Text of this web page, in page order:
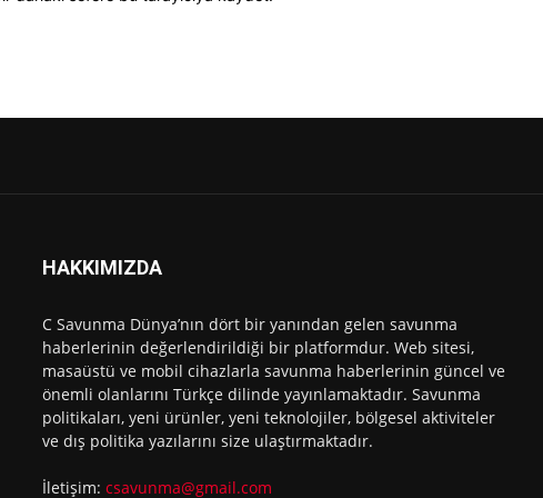
HAKKIMIZDA
C Savunma Dünya’nın dört bir yanından gelen savunma
haberlerinin değerlendirildiği bir platformdur. Web sitesi,
masaüstü ve mobil cihazlarla savunma haberlerinin güncel ve
önemli olanlarını Türkçe dilinde yayınlamaktadır. Savunma
politikaları, yeni ürünler, yeni teknolojiler, bölgesel aktiviteler
ve dış politika yazılarını size ulaştırmaktadır.
İletişim: csavunma@gmail.com